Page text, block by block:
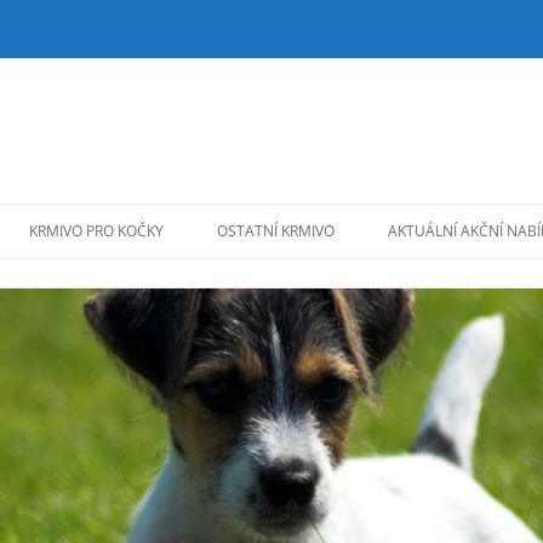
KRMIVO PRO KOČKY OSTATNÍ KRMIVO AKTUÁLNÍ AKČNÍ